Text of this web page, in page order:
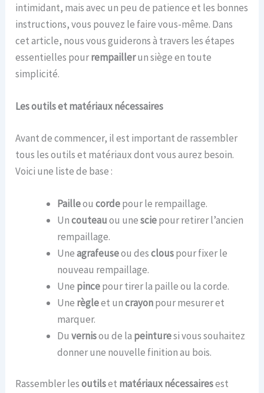
intimidant, mais avec un peu de patience et les bonnes
instructions, vous pouvez le faire vous-même. Dans
cet article, nous vous guiderons à travers les étapes
essentielles pourrempaillerun siège en toute
simplicité.
Les outils et matériaux nécessaires
Avant de commencer, il est important de rassembler
tous les outils et matériaux dont vous aurez besoin.
Voici une liste de base :
Pailleoucordepour le rempaillage.
Uncouteauou unesciepour retirer l’ancien
rempaillage.
Uneagrafeuseou desclouspour fixer le
nouveau rempaillage.
Une pincepour tirer la paille ou la corde.
Une règleet uncrayonpour mesurer et
marquer.
Duvernisou de la peinturesi vous souhaitez
donner une nouvelle finition au bois.
Rassembler lesoutilset matériaux nécessairesest